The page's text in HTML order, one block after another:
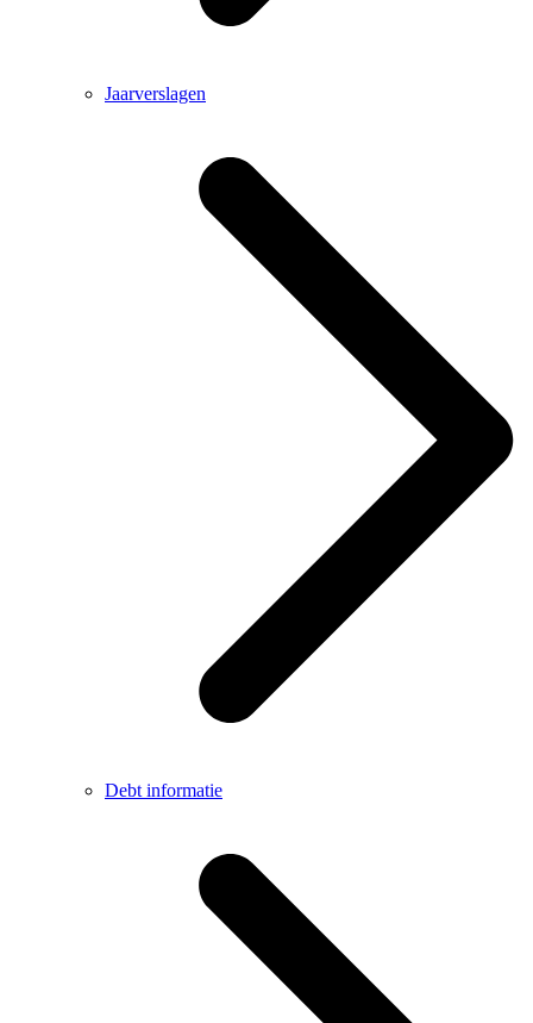
Jaarverslagen
Debt informatie